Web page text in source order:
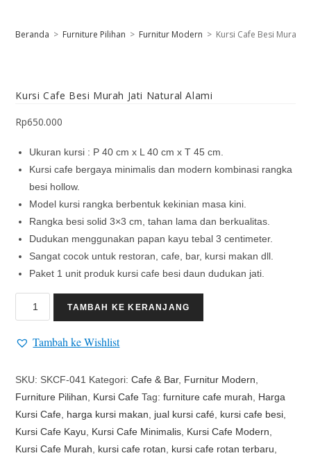
Beranda > Furniture Pilihan > Furnitur Modern > Kursi Cafe Besi Murah
Kursi Cafe Besi Murah Jati Natural Alami
Rp650.000
Ukuran kursi : P 40 cm x L 40 cm x T 45 cm.
Kursi cafe bergaya minimalis dan modern kombinasi rangka
besi hollow.
Model kursi rangka berbentuk kekinian masa kini.
Rangka besi solid 3×3 cm, tahan lama dan berkualitas.
Dudukan menggunakan papan kayu tebal 3 centimeter.
Sangat cocok untuk restoran, cafe, bar, kursi makan dll.
Paket 1 unit produk kursi cafe besi daun dudukan jati.
TAMBAH KE KERANJANG
Tambah ke Wishlist
SKU: SKCF-041 Kategori:Cafe & Bar, Furnitur Modern
Furniture Pilihan
Kursi Cafe Tag:furniture cafe murah
Harga
Kursi Cafe harga kursi makan jual kursi café kursi cafe besi
Kursi Cafe Kayu
Kursi Cafe Minimalis Kursi Cafe Modern
Kursi Cafe Murah
kursi cafe rotan kursi cafe rotan terbaru